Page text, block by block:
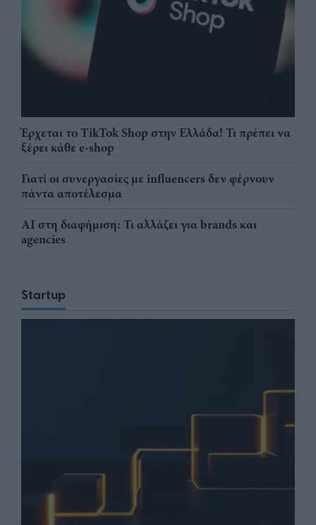
Έρχεται το TikTok Shop στην Ελλάδα! Τι πρέπει να
ξέρει κάθε e-shop
Γιατί οι συνεργασίες με influencers δεν φέρνουν
πάντα αποτέλεσμα
AI στη διαφήμιση: Τι αλλάζει για brands και
agencies
Startup